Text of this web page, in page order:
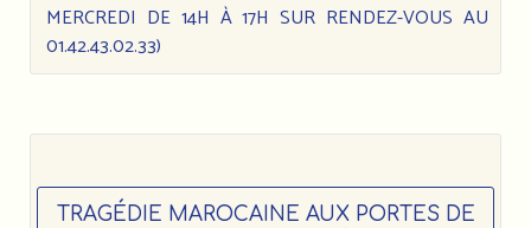
MERCREDI DE 14H À 17H SUR RENDEZ-VOUS AU
01.42.43.02.33)
TRAGÉDIE MAROCAINE AUX PORTES DE